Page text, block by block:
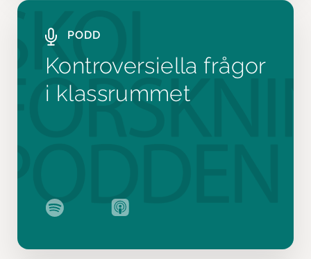
PODD
Kontroversiella frågor
i klassrummet